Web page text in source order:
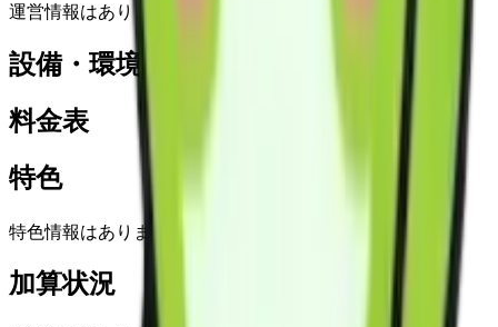
運営情報はありません
設備・環境
料金表
特色
特色情報はありません
加算状況